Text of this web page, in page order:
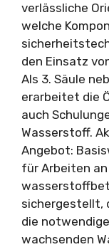
verlässliche
welche
den Einsatz
Als 3. Säule
erarbeitet die
auch
Wasserstoff.
Angebot:
für Arbeiten an
sichergestellt,
die
wachsenden